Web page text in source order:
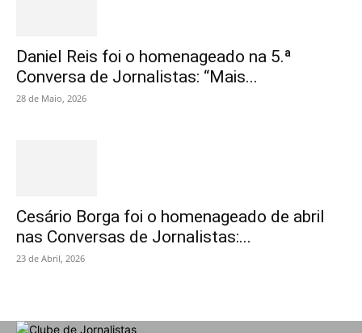
Daniel Reis foi o homenageado na 5.ª
Conversa de Jornalistas: “Mais...
28 de Maio, 2026
Cesário Borga foi o homenageado de abril
nas Conversas de Jornalistas:...
23 de Abril, 2026